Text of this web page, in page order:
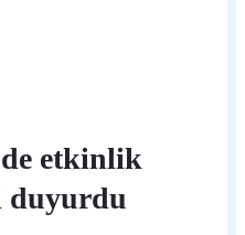
etkinlik
duyurdu